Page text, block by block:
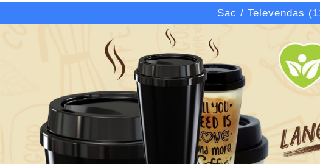
LÁPIS
LINHA VIP PASTAS KRAFT
Sac / Televendas